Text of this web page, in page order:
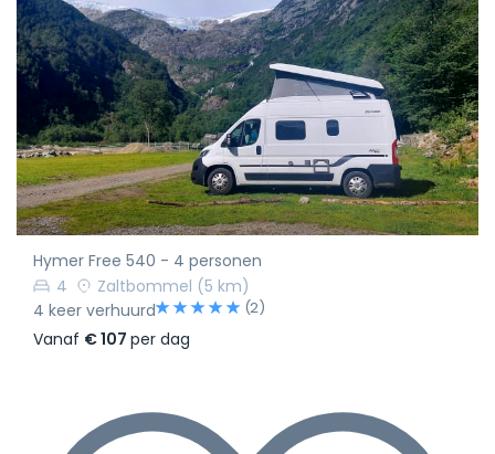
Hymer Free 540 - 4 personen
4
Zaltbommel (5 km)
4 keer verhuurd
(2)
Vanaf € 107 per dag